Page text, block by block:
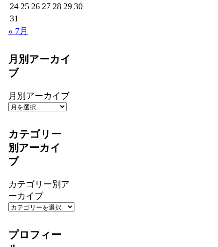
24 25 26 27 28 29 30
31
« 7月
月別アーカイ
ブ
月別アーカイブ
カテゴリー
別アーカイ
ブ
カテゴリー別ア
ーカイブ
プロフィー